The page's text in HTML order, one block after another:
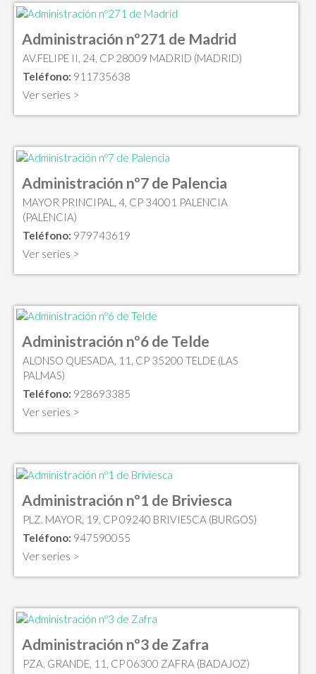
Administración nº271 de Madrid
AV.FELIPE II, 24, CP 28009 MADRID (MADRID)
Teléfono: 911735638
Ver series >
Administración nº7 de Palencia
MAYOR PRINCIPAL, 4, CP 34001 PALENCIA
(PALENCIA)
Teléfono: 979743619
Ver series >
Administración nº6 de Telde
ALONSO QUESADA, 11, CP 35200 TELDE (LAS
PALMAS)
Teléfono: 928693385
Ver series >
Administración nº1 de Briviesca
PLZ. MAYOR, 19, CP 09240 BRIVIESCA (BURGOS)
Teléfono: 947590055
Ver series >
Administración nº3 de Zafra
PZA. GRANDE, 11, CP 06300 ZAFRA (BADAJOZ)